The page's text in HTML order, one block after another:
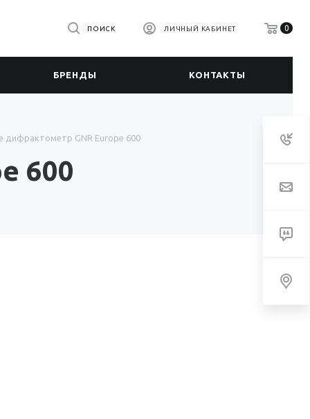
0
ЛИЧНЫЙ КАБИНЕТ
ПОИСК
БРЕНДЫ КОНТАКТЫ
дифрактометр GNR Europe 600
600